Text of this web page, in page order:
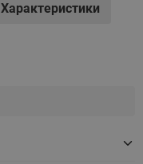
Характеристики